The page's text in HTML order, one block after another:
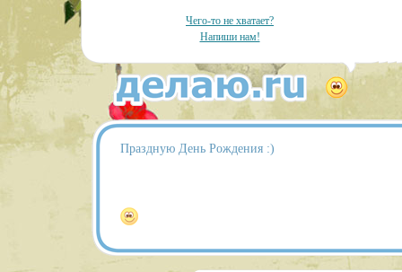
Чего-то не хватает?
Напиши нам!
Праздную День Рождения :)